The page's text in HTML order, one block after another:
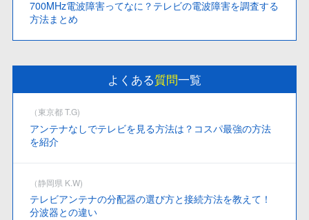
700MHz電波障害ってなに？テレビの電波障害を調査する
方法まとめ
よくある質問一覧
（東京都 T.G)
アンテナなしでテレビを見る方法は？コスパ最強の方法
を紹介
（静岡県 K.W)
テレビアンテナの分配器の選び方と接続方法を教えて！
分波器との違い